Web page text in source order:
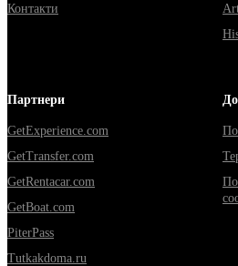
Контакти
Партнери
GetExperience.com
GetTransfer.com
GetRentacar.com
GetBoat.com
PiterPass
Tutkakdoma.ru